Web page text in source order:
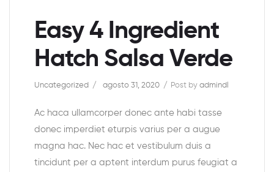
Easy 4 Ingredient
Hatch Salsa Verde
Uncategorized agosto 31, 2020 Post by admindl
Ac haca ullamcorper donec ante habi tasse
donec imperdiet eturpis varius per a augue
magna hac. Nec hac et vestibulum duis a
tincidunt per a aptent interdum purus feugiat a